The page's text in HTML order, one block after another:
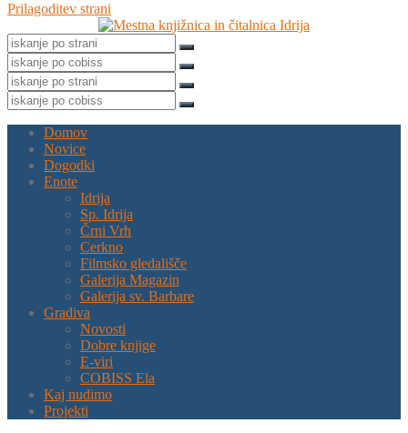
Prilagoditev strani
Domov
Novice
Dogodki
Enote
Idrija
Sp. Idrija
Črni Vrh
Cerkno
Filmsko gledališče
Galerija Magazin
Galerija sv. Barbare
Gradiva
Novosti
Dobre knjige
E-viri
COBISS Ela
Kaj nudimo
Projekti